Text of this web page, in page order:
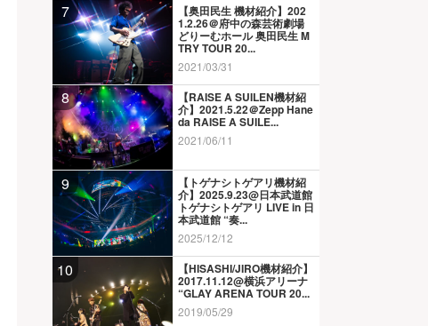
7 【奥田民生 機材紹介】202
1.2.26＠府中の森芸術劇場
どりーむホール 奥田民生 M
TRY TOUR 20...
2021/03/31
8 【RAISE A SUILEN機材紹
介】2021.5.22＠Zepp Hane
da RAISE A SUILE...
2021/06/11
9 【トゲナシトゲアリ機材紹
介】2025.9.23@日本武道館
トゲナシトゲアリ LIVE in 日
本武道館 “奏...
2025/12/12
10 【HISASHI/JIRO機材紹介】
2017.11.12@横浜アリーナ
“GLAY ARENA TOUR 20...
2019/05/29